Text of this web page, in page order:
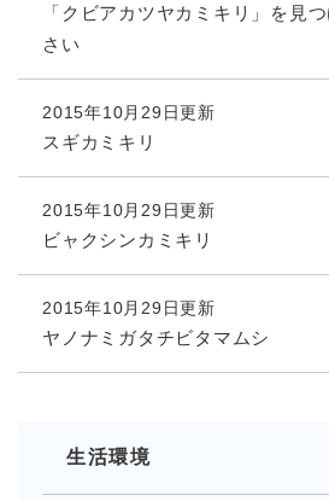
「クビアカツヤカミキリ」を見
さい
2015年10月29日更新
スギカミキリ
2015年10月29日更新
ビャクシンカミキリ
2015年10月29日更新
ヤノナミガタチビタマムシ
生活環境